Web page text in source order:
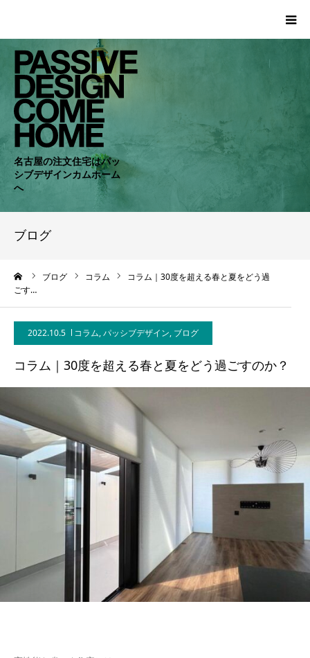
名古屋の注文住宅はパッ
シブデザインカムホーム
へ
ブログ
ブログ コラム
コラム｜30度を超える春と夏をどう過
ごす…
2022.10.5 コラム,パッシブデザイン, ブログ
コラム｜30度を超える春と夏をどう過ごすのか？
HOME
WORKS
COMPANY
CONCEPT
BLOG
CONTACT